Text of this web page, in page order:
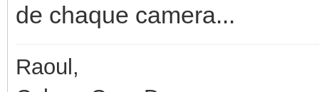
de chaque camera...
Raoul,